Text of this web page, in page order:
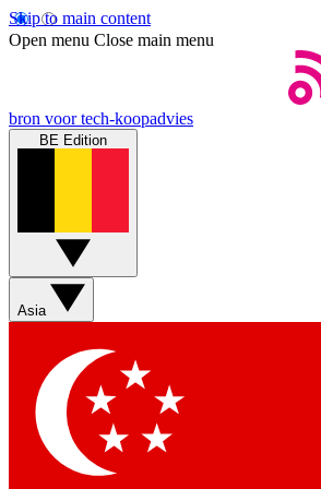
Skip to main content
Open menu Close main menu
bron voor tech-koopadvies
BE Edition
Asia